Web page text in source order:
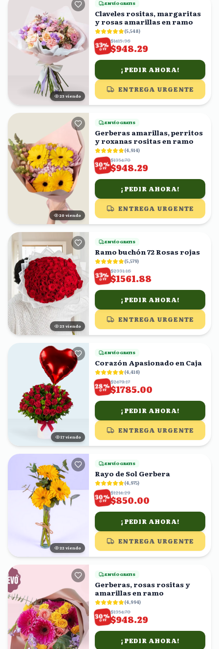
24 viendo
ENVÍO GRATIS
Claveles rositas, margaritas
y rosas amarillas en ramo
(5,548)
33%
OFF
$1415.36
$948.29
¡PEDIR AHORA!
ENTREGA URGENTE
19 viendo
ENVÍO GRATIS
Gerberas amarillas, perritos
y roxanas rositas en ramo
(4,914)
30%
OFF
$1354.70
$948.29
¡PEDIR AHORA!
ENTREGA URGENTE
23 viendo
ENVÍO GRATIS
Ramo buchón 72 Rosas rojas
(5,579)
33%
OFF
$2331.16
$1561.88
¡PEDIR AHORA!
ENTREGA URGENTE
17 viendo
ENVÍO GRATIS
Corazón Apasionado en Caja
(4,416)
28%
OFF
$2479.17
$1785.00
¡PEDIR AHORA!
ENTREGA URGENTE
21 viendo
ENVÍO GRATIS
Rayo de Sol Gerbera
(4,975)
30%
OFF
$1214.29
$850.00
¡PEDIR AHORA!
ENTREGA URGENTE
ENVÍO GRATIS
Gerberas, rosas rositas y
amarillas en ramo
(4,994)
30%
OFF
$1354.70
$948.29
¡PEDIR AHORA!